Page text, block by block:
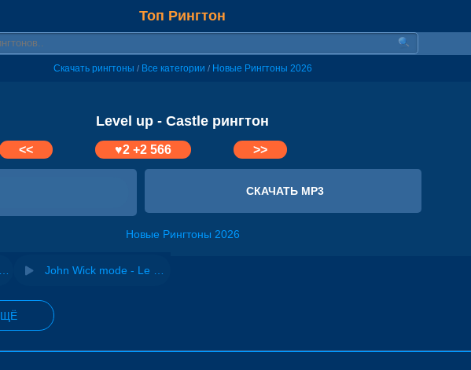
Топ Рингтон
Скачать рингтоны / Все категории / Новые Рингтоны 2026
Level up - Castle рингтон
<< ♥2 +2 566 >>
СКАЧАТЬ MP3
Новые Рингтоны 2026